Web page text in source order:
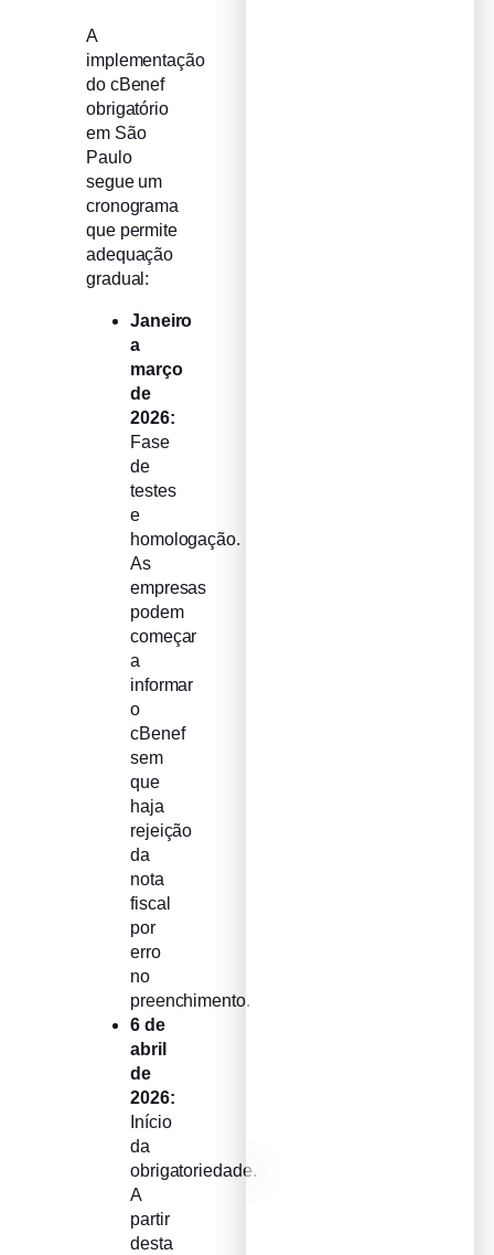
A
implementação
do cBenef
obrigatório
em São
Paulo
segue um
cronograma
que permite
adequação
gradual:
Janeiro
a
março
de
2026:
Fase
de
testes
e
homologação.
As
empresas
podem
começar
a
informar
o
cBenef
sem
que
haja
rejeição
da
nota
fiscal
por
erro
no
preenchimento.
6 de
abril
de
2026:
Início
da
obrigatoriedade.
A
partir
desta